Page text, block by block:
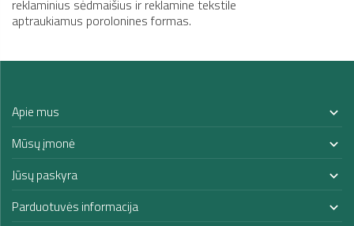
reklaminius sėdmaišius ir reklamine tekstile
aptraukiamus porolonines formas.
Apie mus 
Mūsų įmonė 
Jūsų paskyra 
Parduotuvės informacija 